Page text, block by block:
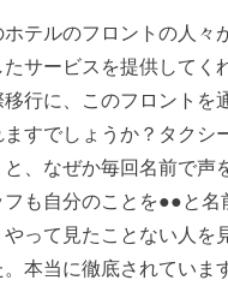
テルのフロントの人々
サービスを提供してく
移行に、このフロントを
すでしょうか？タクシ
、なぜか毎回名前で声
も自分のことを●●と名
って見たことない人を
本当に徹底されていま